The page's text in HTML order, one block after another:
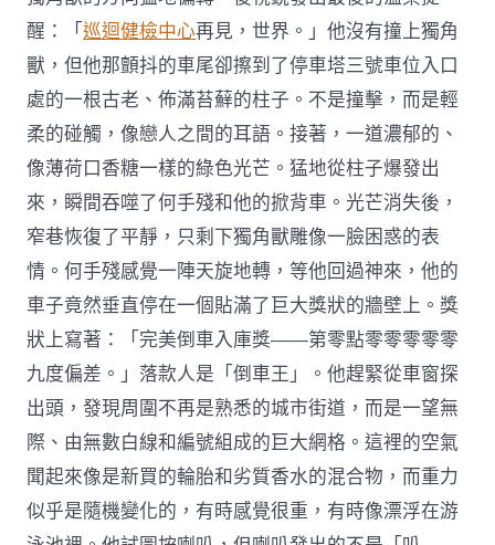
醒：「巡迴健檢中心再見，世界。」他沒有撞上獨角
獸，但他那顫抖的車尾卻擦到了停車塔三號車位入口
處的一根古老、佈滿苔蘚的柱子。不是撞擊，而是輕
柔的碰觸，像戀人之間的耳語。接著，一道濃郁的、
像薄荷口香糖一樣的綠色光芒。猛地從柱子爆發出
來，瞬間吞噬了何手殘和他的掀背車。光芒消失後，
窄巷恢復了平靜，只剩下獨角獸雕像一臉困惑的表
情。何手殘感覺一陣天旋地轉，等他回過神來，他的
車子竟然垂直停在一個貼滿了巨大獎狀的牆壁上。獎
狀上寫著：「完美倒車入庫獎——第零點零零零零零
九度偏差。」落款人是「倒車王」。他趕緊從車窗探
出頭，發現周圍不再是熟悉的城市街道，而是一望無
際、由無數白線和編號組成的巨大網格。這裡的空氣
聞起來像是新買的輪胎和劣質香水的混合物，而重力
似乎是隨機變化的，有時感覺很重，有時像漂浮在游